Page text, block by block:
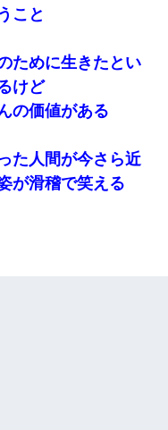
こと
ために生きたとい
けど
の価値がある
た人間が今さら近
が滑稽で笑える